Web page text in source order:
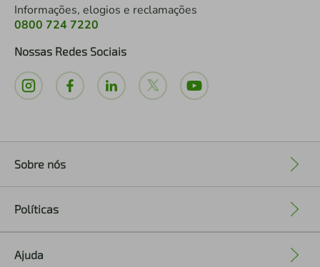
Informações, elogios e reclamações
0800 724 7220
Nossas Redes Sociais
Sobre nós
Políticas
Ajuda